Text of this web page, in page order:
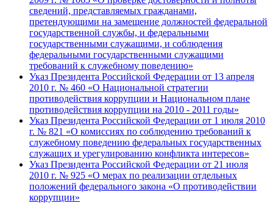
сведений, представляемых гражданами,
претендующими на замещение должностей федеральной
государственной службы, и федеральными
государственными служащими, и соблюдения
федеральными государственными служащими
требований к служебному поведению»
Указ Президента Российской Федерации от 13 апреля
2010 г. № 460 «О Национальной стратегии
противодействия коррупции и Национальном плане
противодействия коррупции на 2010 - 2011 годы»
Указ Президента Российской Федерации от 1 июля 2010
г. № 821 «О комиссиях по соблюдению требований к
служебному поведению федеральных государственных
служащих и урегулированию конфликта интересов»
Указ Президента Российской Федерации от 21 июля
2010 г. № 925 «О мерах по реализации отдельных
положений федерального закона «О противодействии
коррупции»